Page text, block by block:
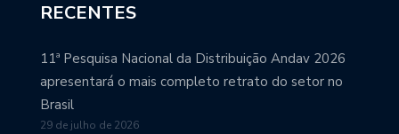
RECENTES
11ª Pesquisa Nacional da Distribuição Andav 2026
apresentará o mais completo retrato do setor no
Brasil
29 de julho de 2026